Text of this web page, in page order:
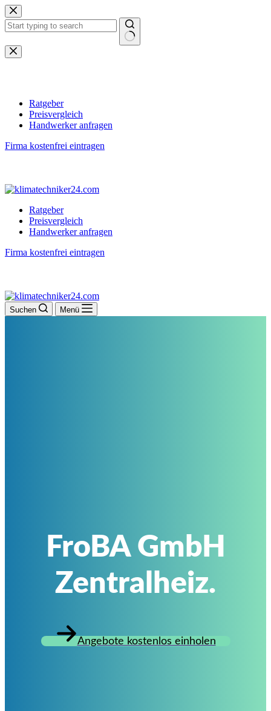
Zum
Inhalt
springen
Keine
Ergebnisse
Ratgeber
Preisvergleich
Handwerker anfragen
Firma kostenfrei eintragen
Ratgeber
Preisvergleich
Handwerker anfragen
Firma kostenfrei eintragen
Suchen Menü
FroBA GmbH
Zentralheiz.
Angebote kostenlos einholen